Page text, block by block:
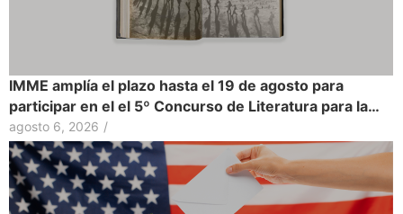
IMME amplía el plazo hasta el 19 de agosto para
participar en el el 5º Concurso de Literatura para la…
agosto 6, 2026 /